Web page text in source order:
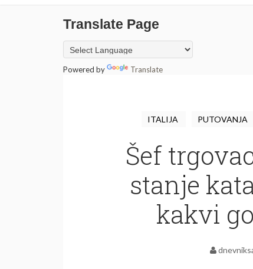
Translate Page
Powered by Translate
ITALIJA PUTOVANJA
Šef
stanje
kakvi